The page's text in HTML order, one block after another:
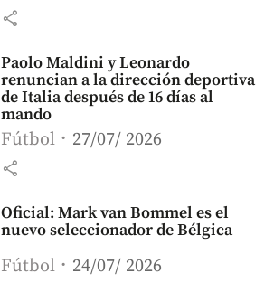
share
Paolo Maldini y Leonardo
renuncian a la dirección deportiva
de Italia después de 16 días al
mando
Fútbol 27/07/ 2026
share
Oficial: Mark van Bommel es el
nuevo seleccionador de Bélgica
Fútbol 24/07/ 2026